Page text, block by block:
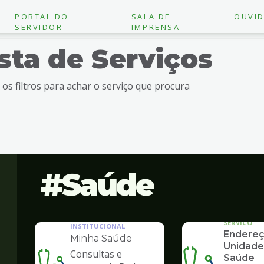
PORTAL DO
SERVIDOR
SALA DE
IMPRENSA
de Serviços
os filtros para achar o serviço que procura
Saúde
INSTITUCIONAL
Minha Saúde
Consultas e
SERVICO
Saúde